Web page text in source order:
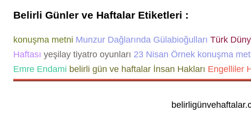
Belirli Günler ve Haftalar Etiketleri :
konuşma metni Munzur Dağlarında Gülabioğulları Türk
Haftası yeşilay tiyatro oyunları 23 Nisan Örnek konuşma
Emre Endami belirli gün ve haftalarİnsan Hakları Engelliler